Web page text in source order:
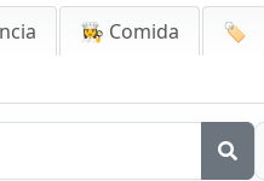
👩‍🍳 Comida 🏷️